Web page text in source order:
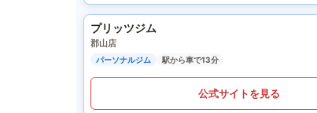
プリッツジム
郡山店
パーソナルジム 駅から車で13分
公式サイトを見る